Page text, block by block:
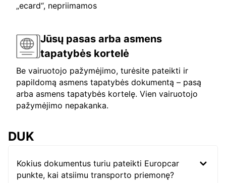
„ecard“, nepriimamos
Jūsų pasas arba asmens
tapatybės kortelė
Be vairuotojo pažymėjimo, turėsite pateikti ir
papildomą asmens tapatybės dokumentą – pasą
arba asmens tapatybės kortelę. Vien vairuotojo
pažymėjimo nepakanka.
DUK
Kokius dokumentus turiu pateikti Europcar
punkte, kai atsiimu transporto priemonę?